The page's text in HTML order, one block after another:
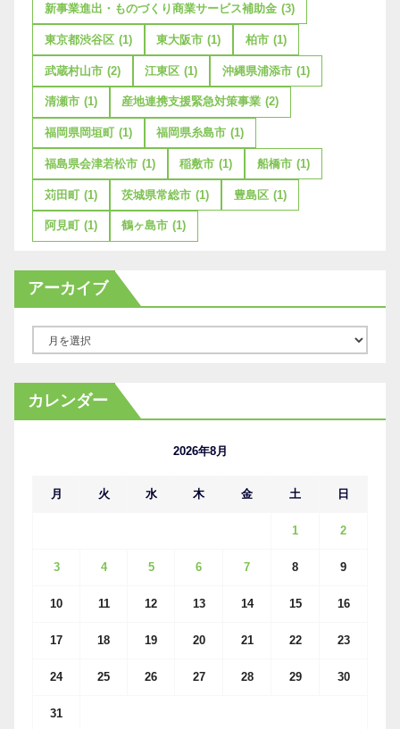
新事業進出・ものづくり商業サービス補助金 (3)
東京都渋谷区 (1) 東大阪市 (1) 柏市 (1)
武蔵村山市 (2) 江東区 (1) 沖縄県浦添市 (1)
清瀬市 (1) 産地連携支援緊急対策事業 (2)
福岡県岡垣町 (1) 福岡県糸島市 (1)
福島県会津若松市 (1) 稲敷市 (1) 船橋市 (1)
苅田町 (1) 茨城県常総市 (1) 豊島区 (1)
阿見町 (1) 鶴ヶ島市 (1)
アーカイブ
カ
イ
カレンダー
2026年8月
月 火 水 木 金 土 日
1 2
3 4 5 6 7 8 9
10 11 12 13 14 15 16
17 18 19 20 21 22 23
24 25 26 27 28 29 30
31